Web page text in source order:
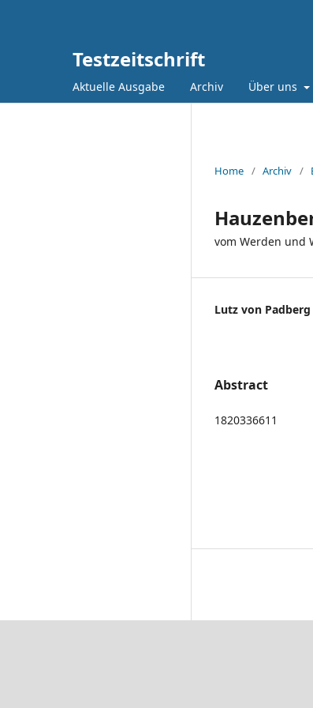
Testzeitschrift
Aktuelle Ausgabe Archiv Über uns
Home / Archiv /
vom Werden und
Lutz von Padberg
Abstract
1820336611